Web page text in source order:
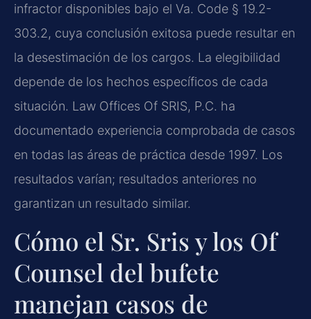
infractor disponibles bajo el Va. Code § 19.2-
303.2, cuya conclusión exitosa puede resultar en
la desestimación de los cargos. La elegibilidad
depende de los hechos específicos de cada
situación. Law Offices Of SRIS, P.C. ha
documentado experiencia comprobada de casos
en todas las áreas de práctica desde 1997. Los
resultados varían; resultados anteriores no
garantizan un resultado similar.
Cómo el Sr. Sris y los Of
Counsel del bufete
manejan casos de